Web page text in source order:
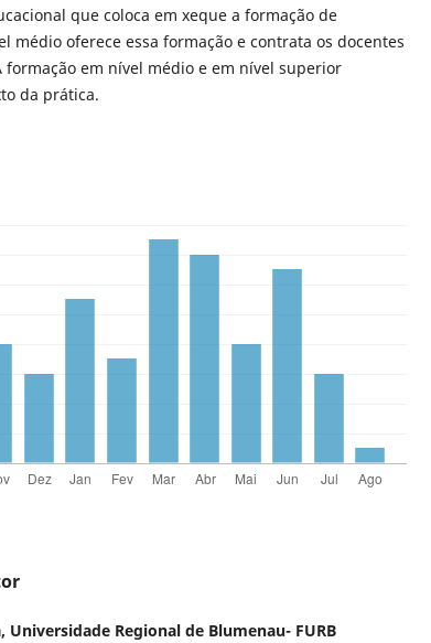
que coloca em xeque a formação de
médio oferece essa formação e contrata os docentes
formação em nível médio e em nível superior
da prática.
Universidade Regional de Blumenau- FURB